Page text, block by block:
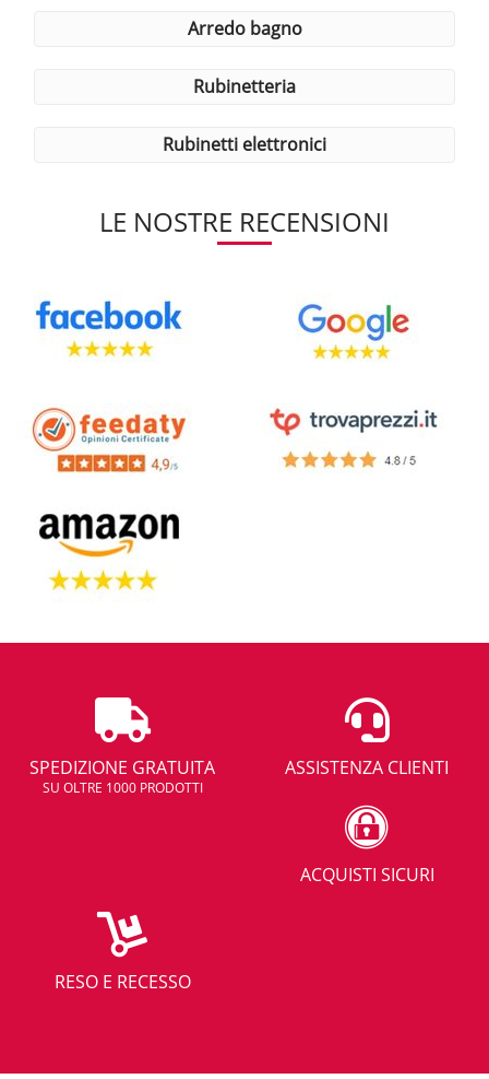
arredo bagno
rubinetteria
rubinetti elettronici
LE NOSTRE RECENSIONI
SPEDIZIONE GRATUITA
SU OLTRE 1000 PRODOTTI
ASSISTENZA CLIENTI
ACQUISTI SICURI
RESO E RECESSO